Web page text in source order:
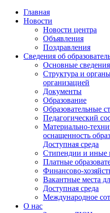
Главная
Новости
Новости центра
Объявления
Поздравления
Сведения об
Основные сведения
Структура и
организацией
Документы
Образование
Образовательные
Педагогический
Материально-
оснащенность
Доступная среда
Стипендии и иные
Платные
Финансово-
Вакантные места
Доступная среда
Международное
О нас